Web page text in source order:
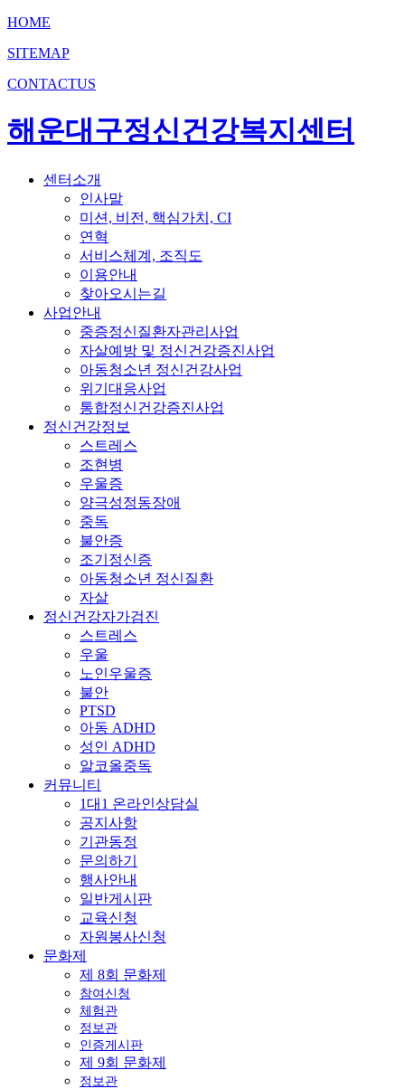
HOME
SITEMAP
CONTACTUS
해운대구정신건강복지센터
센터소개
인사말
미션, 비전, 핵심가치, CI
연혁
서비스체계, 조직도
이용안내
찾아오시는길
사업안내
중증정신질환자관리사업
자살예방 및 정신건강증진사업
아동청소년 정신건강사업
위기대응사업
통합정신건강증진사업
정신건강정보
스트레스
조현병
우울증
양극성정동장애
중독
불안증
조기정신증
아동청소년 정신질환
자살
정신건강자가검진
스트레스
우울
노인우울증
불안
PTSD
아동 ADHD
성인 ADHD
알코올중독
커뮤니티
1대1 온라인상담실
공지사항
기관동정
문의하기
행사안내
일반게시판
교육신청
자원봉사신청
문화제
제 8회 문화제
참여신청
체험관
정보관
인증게시판
제 9회 문화제
정보관